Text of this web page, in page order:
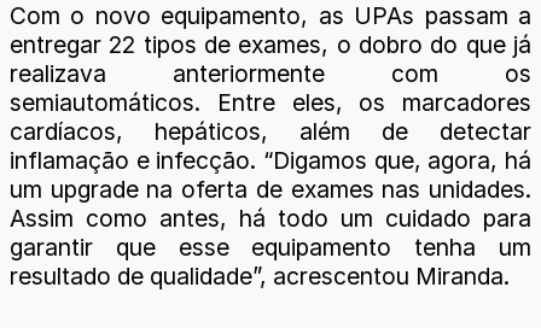
Com o novo equipamento, as UPAs passam a
entregar 22 tipos de exames, o dobro do que já
realizava anteriormente com os
semiautomáticos. Entre eles, os marcadores
cardíacos, hepáticos, além de detectar
inflamação e infecção. “Digamos que, agora, há
um upgrade na oferta de exames nas unidades.
Assim como antes, há todo um cuidado para
garantir que esse equipamento tenha um
resultado de qualidade”, acrescentou Miranda.